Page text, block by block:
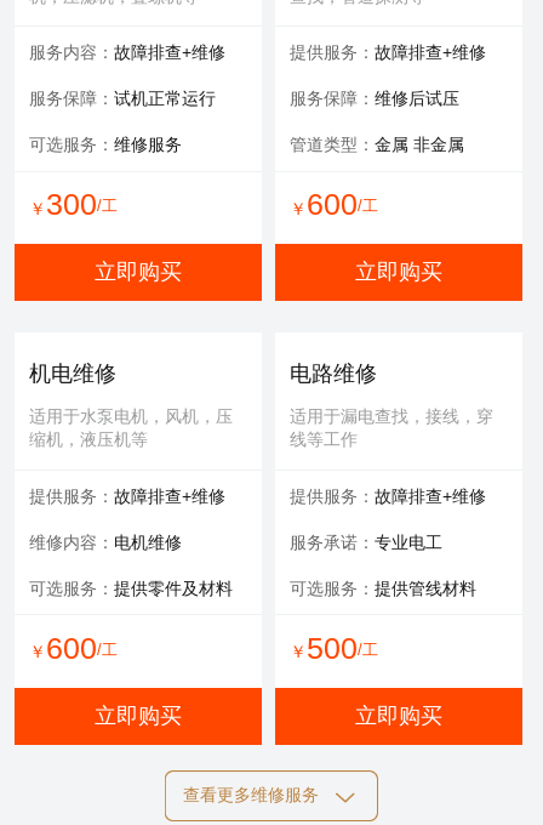
服务内容： 故障排查+维修
服务保障： 试机正常运行
可选服务： 维修服务
￥ 300/工
立即购买
提供服务： 故障排查+维修
服务保障： 维修后试压
管道类型： 金属 非金属
￥ 600/工
立即购买
机电维修
适用于水泵电机，风机，压
缩机，液压机等
提供服务： 故障排查+维修
维修内容： 电机维修
可选服务： 提供零件及材料
￥ 600/工
立即购买
电路维修
适用于漏电查找，接线，穿
线等工作
提供服务： 故障排查+维修
服务承诺： 专业电工
可选服务： 提供管线材料
￥ 500/工
立即购买
膜清洗
查看更多维修服务